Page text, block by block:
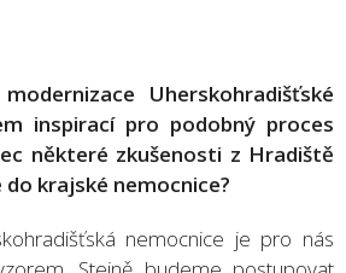
Uherskohradišťské
inspirací pro podobný proces
některé zkušenosti z Hradiště
krajské nemocnice?
nemocnice je pro nás